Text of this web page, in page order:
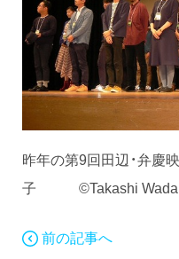
昨年の第9回田辺・弁慶
子 ©Takashi Wada
前の記事へ